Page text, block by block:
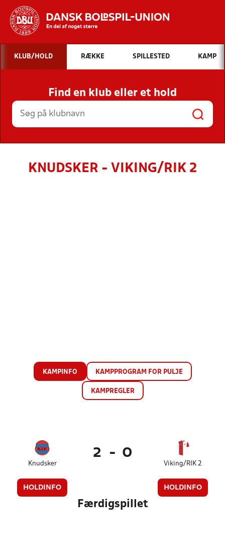
Hvad vil du søge efter?
INDHOLD OG NYHEDER
STILLINGER, RESULTATER, KLUBBER OG
HOLD
KLUB/HOLD RÆKKE SPILLESTED KAMP
Find en klub eller et hold
KNUDSKER - VIKING/RIK 2
KAMPINFO KAMPPROGRAM FOR PULJE
KAMPREGLER
Knudsker
HOLDINFO
2 - 0
Viking/RIK 2
HOLDINFO
Færdigspillet